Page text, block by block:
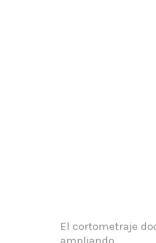
El cortometraje
ampliando…